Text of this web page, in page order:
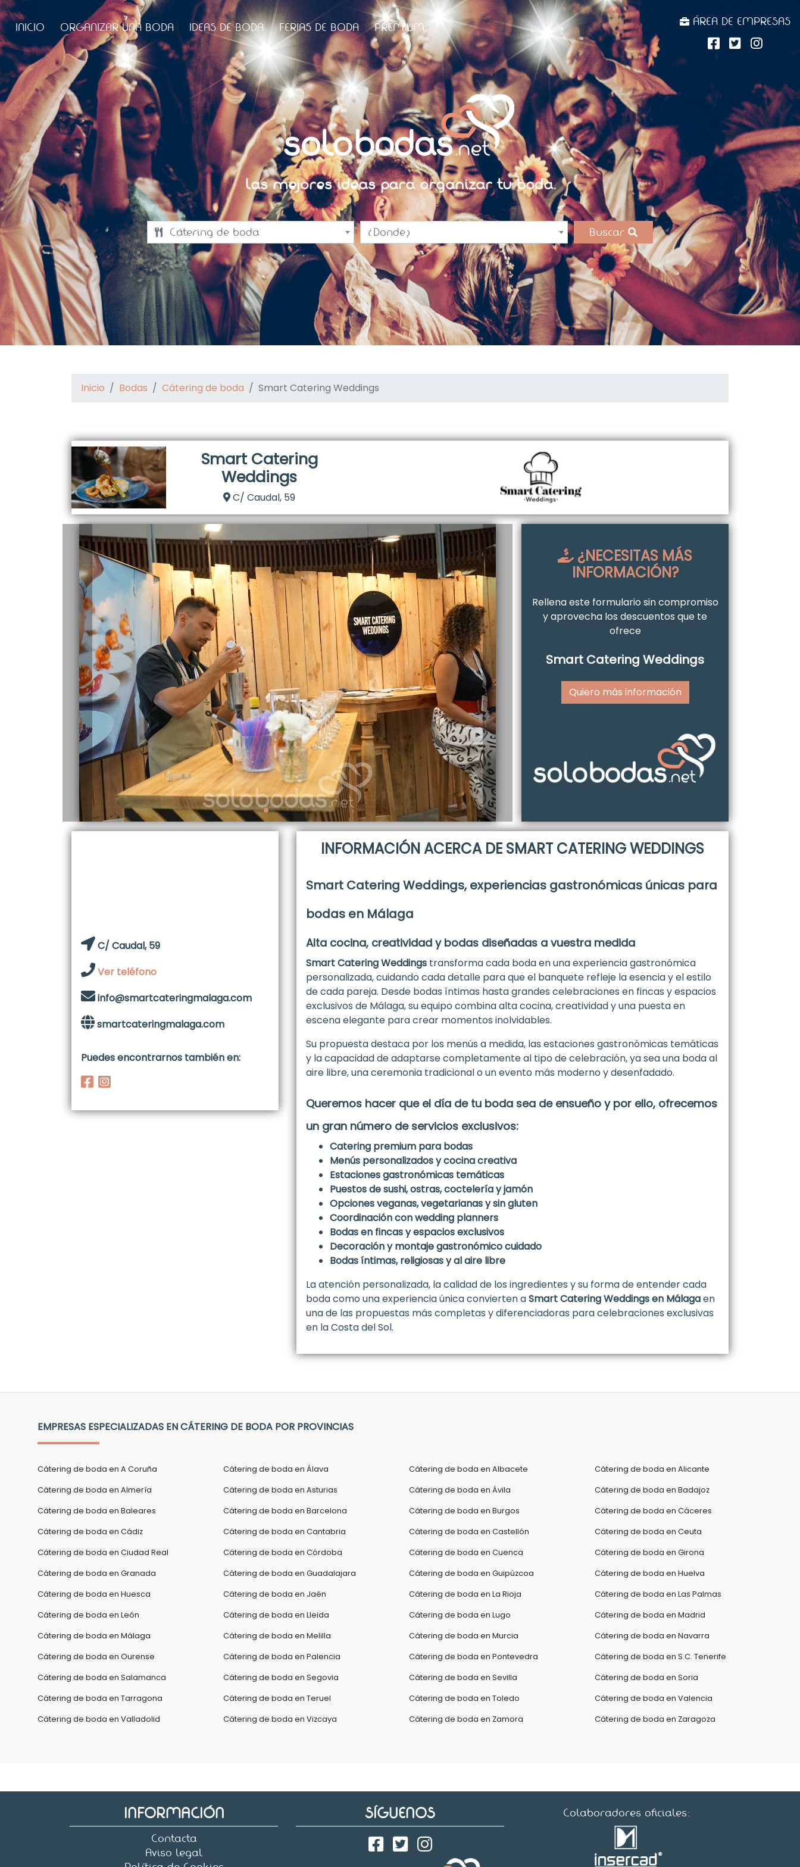
INICIO ORGANIZAR UNA BODA IDEAS DE BODA FERIAS DE BODA PREMIUM ÁREA DE EMPRESAS
Las mejores ideas para organizar tu boda.
Cátering de boda ¿Donde? Buscar
Inicio Bodas Cátering de boda Smart Catering Weddings
Smart Catering
Weddings
C/ Caudal, 59
¿NECESITAS MÁS
INFORMACIÓN?
Rellena este formulario sin compromiso
y aprovecha los descuentos que te
ofrece
Smart Catering Weddings
Quiero más información
C/ Caudal, 59
Ver teléfono
info@smartcateringmalaga.com
smartcateringmalaga.com
Puedes encontrarnos también en:
INFORMACIÓN ACERCA DE SMART CATERING WEDDINGS
Smart Catering Weddings, experiencias gastronómicas únicas para
bodas en Málaga
Alta cocina, creatividad y bodas diseñadas a vuestra medida
Smart Catering Weddings transforma cada boda en una experiencia gastronómica
personalizada, cuidando cada detalle para que el banquete refleje la esencia y el estilo
de cada pareja. Desde bodas íntimas hasta grandes celebraciones en fincas y espacios
exclusivos de Málaga, su equipo combina alta cocina, creatividad y una puesta en
escena elegante para crear momentos inolvidables.
Su propuesta destaca por los menús a medida, las estaciones gastronómicas temáticas
y la capacidad de adaptarse completamente al tipo de celebración, ya sea una boda al
aire libre, una ceremonia tradicional o un evento más moderno y desenfadado.
Queremos hacer que el día de tu boda sea de ensueño y por ello, ofrecemos
un gran número de servicios exclusivos:
Catering premium para bodas
Menús personalizados y cocina creativa
Estaciones gastronómicas temáticas
Puestos de sushi, ostras, coctelería y jamón
Opciones veganas, vegetarianas y sin gluten
Coordinación con wedding planners
Bodas en fincas y espacios exclusivos
Decoración y montaje gastronómico cuidado
Bodas íntimas, religiosas y al aire libre
La atención personalizada, la calidad de los ingredientes y su forma de entender cada
boda como una experiencia única convierten aSmart Catering Weddings en Málagaen
una de las propuestas más completas y diferenciadoras para celebraciones exclusivas
en la Costa del Sol.
EMPRESAS ESPECIALIZADAS EN CÁTERING DE BODA POR PROVINCIAS
Cátering de boda en A Coruña Cátering de boda en Álava Cátering de boda en Albacete Cátering de boda en Alicante
Cátering de boda en Almería Cátering de boda en Asturias Cátering de boda en Ávila Cátering de boda en Badajoz
Cátering de boda en Baleares Cátering de boda en Barcelona Cátering de boda en Burgos Cátering de boda en Cáceres
Cátering de boda en Cádiz Cátering de boda en Cantabria Cátering de boda en Castellón Cátering de boda en Ceuta
Cátering de boda en Ciudad Real Cátering de boda en Córdoba Cátering de boda en Cuenca Cátering de boda en Girona
Cátering de boda en Granada Cátering de boda en Guadalajara Cátering de boda en Guipúzcoa Cátering de boda en Huelva
Cátering de boda en Huesca Cátering de boda en Jaén Cátering de boda en La Rioja Cátering de boda en Las Palmas
Cátering de boda en León Cátering de boda en Lleida Cátering de boda en Lugo Cátering de boda en Madrid
Cátering de boda en Málaga Cátering de boda en Melilla Cátering de boda en Murcia Cátering de boda en Navarra
Cátering de boda en Ourense Cátering de boda en Palencia Cátering de boda en Pontevedra Cátering de boda en S.C. Tenerife
Cátering de boda en Salamanca Cátering de boda en Segovia Cátering de boda en Sevilla Cátering de boda en Soria
Cátering de boda en Tarragona Cátering de boda en Teruel Cátering de boda en Toledo Cátering de boda en Valencia
Cátering de boda en Valladolid Cátering de boda en Vizcaya Cátering de boda en Zamora Cátering de boda en Zaragoza
INFORMACIÓN
Contacta
Aviso legal
SÍGUENOS Colaboradores oficiales: